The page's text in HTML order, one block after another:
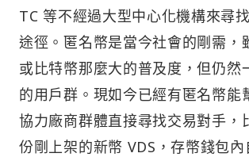
TC 等不經過大型中心化機構來尋
途徑。匿名幣是當今社會的剛需，
或比特幣那麼大的普及度，但仍然
的用戶群。現如今已經有匿名幣能
協力廠商群體直接尋找交易對手，
份剛上架的新幣 VDS，存幣錢包